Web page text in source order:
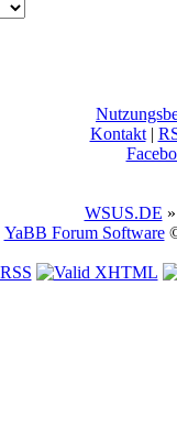
Kontakt|
WSUS.DE
YaBB Forum Software©